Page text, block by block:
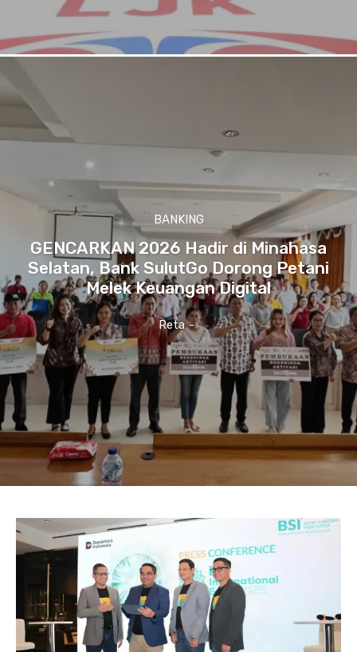
BANKING
GENCARKAN 2026 Hadir di Minahasa
Selatan, Bank SulutGo Dorong Petani
Melek Keuangan Digital
Reta -